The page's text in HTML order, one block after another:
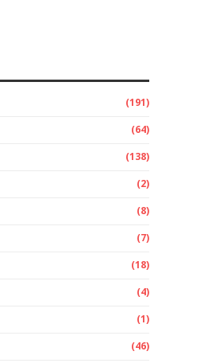
(191)
(64)
(138)
(2)
(8)
(7)
(18)
(4)
(1)
(46)